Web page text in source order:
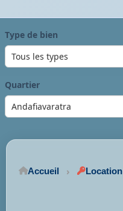
Type de bien
Quartier
Accueil Location